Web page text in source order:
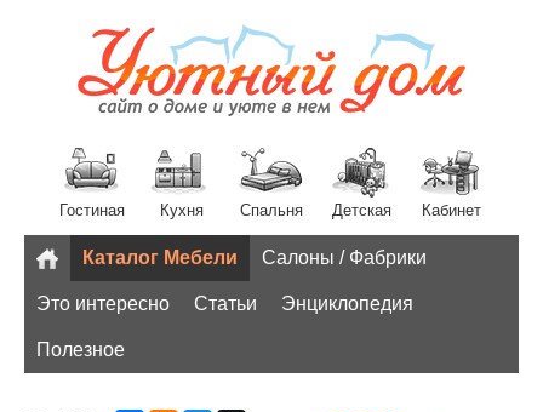
Гостиная Кухня Спальня Детская Кабинет
Разное
Каталог Мебели Салоны / Фабрики
Это интересно Статьи Энциклопедия
Полезное